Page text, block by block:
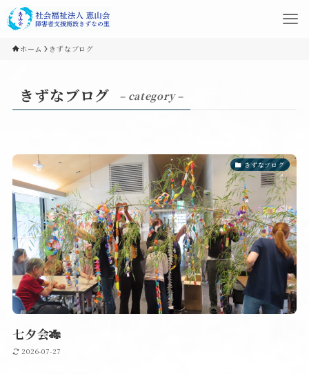
ホーム きずなブログ
きずなブログ – category –
きずなブログ
七夕会🎋
2026-07-27